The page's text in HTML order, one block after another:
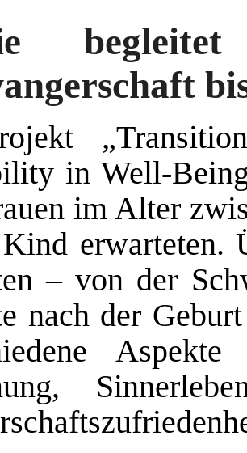
in Well-
im Alter
Kind erwarteten.
– von der
nach der